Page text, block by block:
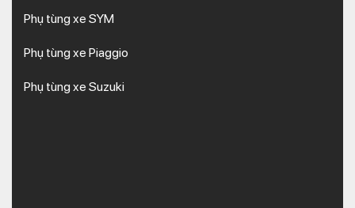
Phụ tùng xe SYM
Phụ tùng xe Piaggio
Phụ tùng xe Suzuki